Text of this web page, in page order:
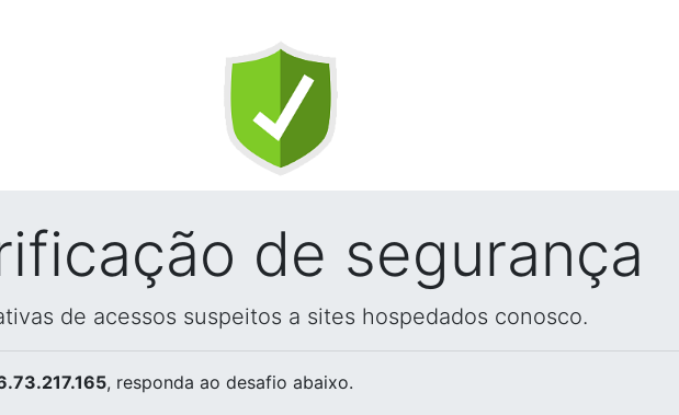
de segurança
de acessos suspeitos a sites hospedados conosco.
, responda ao desafio abaixo.